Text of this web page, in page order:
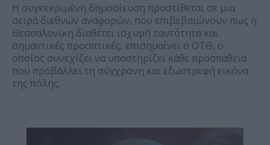
Η συγκεκριμένη δημοσίευση προστίθεται σε μια
σειρά διεθνών αναφορών, που επιβεβαιώνουν πως η
Θεσσαλονίκη διαθέτει ισχυρή ταυτότητα και
σημαντικές προοπτικές, επισημαίνει ο ΟΤΘ, ο
οποίος συνεχίζει να υποστηρίζει κάθε προσπάθεια
που προβάλλει τη σύγχρονη και εξωστρεφή εικόνα
της πόλης.